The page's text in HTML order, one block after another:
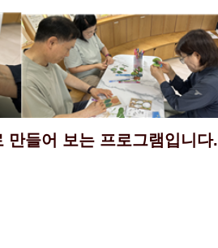
만들어 보는 프로그램입니다.